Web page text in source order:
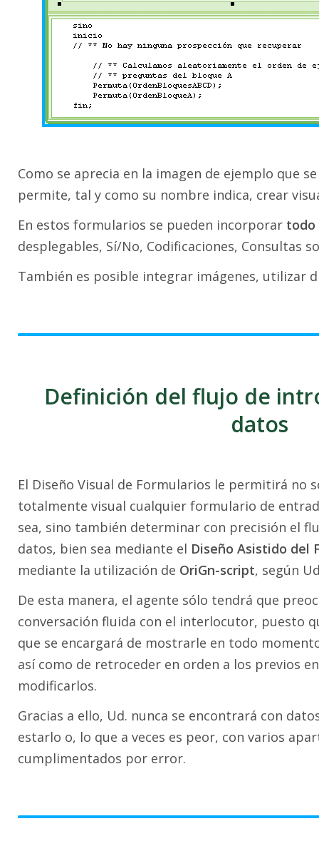
Como se aprecia en la imagen de ejemplo que
permite, tal y como su nombre indica, crear
En estos formularios se pueden incorporar todo
desplegables, Sí/No, Codificaciones, Consultas
También es posible integrar imágenes, utilizar
Definición del flujo de
datos
El Diseño Visual de Formularios le permitirá no
totalmente visual cualquier formulario de
sea, sino también determinar con precisión el
datos, bien sea mediante el Diseño Asistido del
mediante la utilización de OriGn-script, según
De esta manera, el agente sólo tendrá que
conversación fluida con el interlocutor, puesto
que se encargará de mostrarle en todo
así como de retroceder en orden a los previos
modificarlos.
Gracias a ello, Ud. nunca se encontrará con
estarlo o, lo que a veces es peor, con varios
cumplimentados por error.